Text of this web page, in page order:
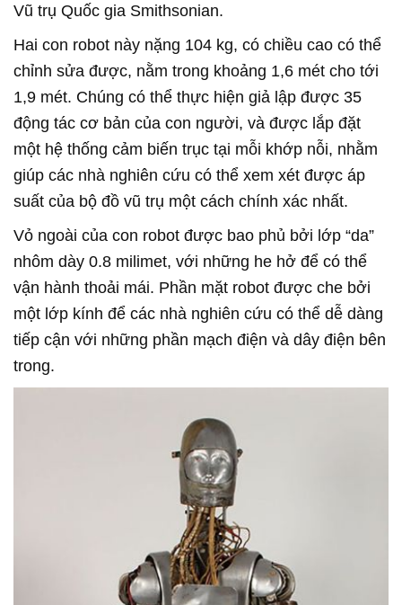
Vũ trụ Quốc gia Smithsonian.
Hai con robot này nặng 104 kg, có chiều cao có thể
chỉnh sửa được, nằm trong khoảng 1,6 mét cho tới
1,9 mét. Chúng có thể thực hiện giả lập được 35
động tác cơ bản của con người, và được lắp đặt
một hệ thống cảm biến trục tại mỗi khớp nỗi, nhằm
giúp các nhà nghiên cứu có thể xem xét được áp
suất của bộ đồ vũ trụ một cách chính xác nhất.
Vỏ ngoài của con robot được bao phủ bởi lớp “da”
nhôm dày 0.8 milimet, với những he hở để có thể
vận hành thoải mái. Phần mặt robot được che bởi
một lớp kính để các nhà nghiên cứu có thể dễ dàng
tiếp cận với những phần mạch điện và dây điện bên
trong.